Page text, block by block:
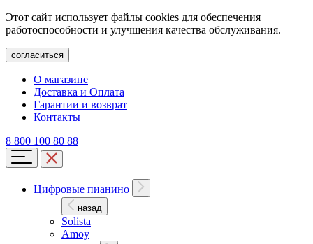
Этот сайт использует файлы cookies для обеспечения
работоспособности и улучшения качества обслуживания.
согласиться
О магазине
Доставка и Оплата
Гарантии и возврат
Контакты
8 800 100 80 88
Цифровые пианино
назад
Solista
Amoy